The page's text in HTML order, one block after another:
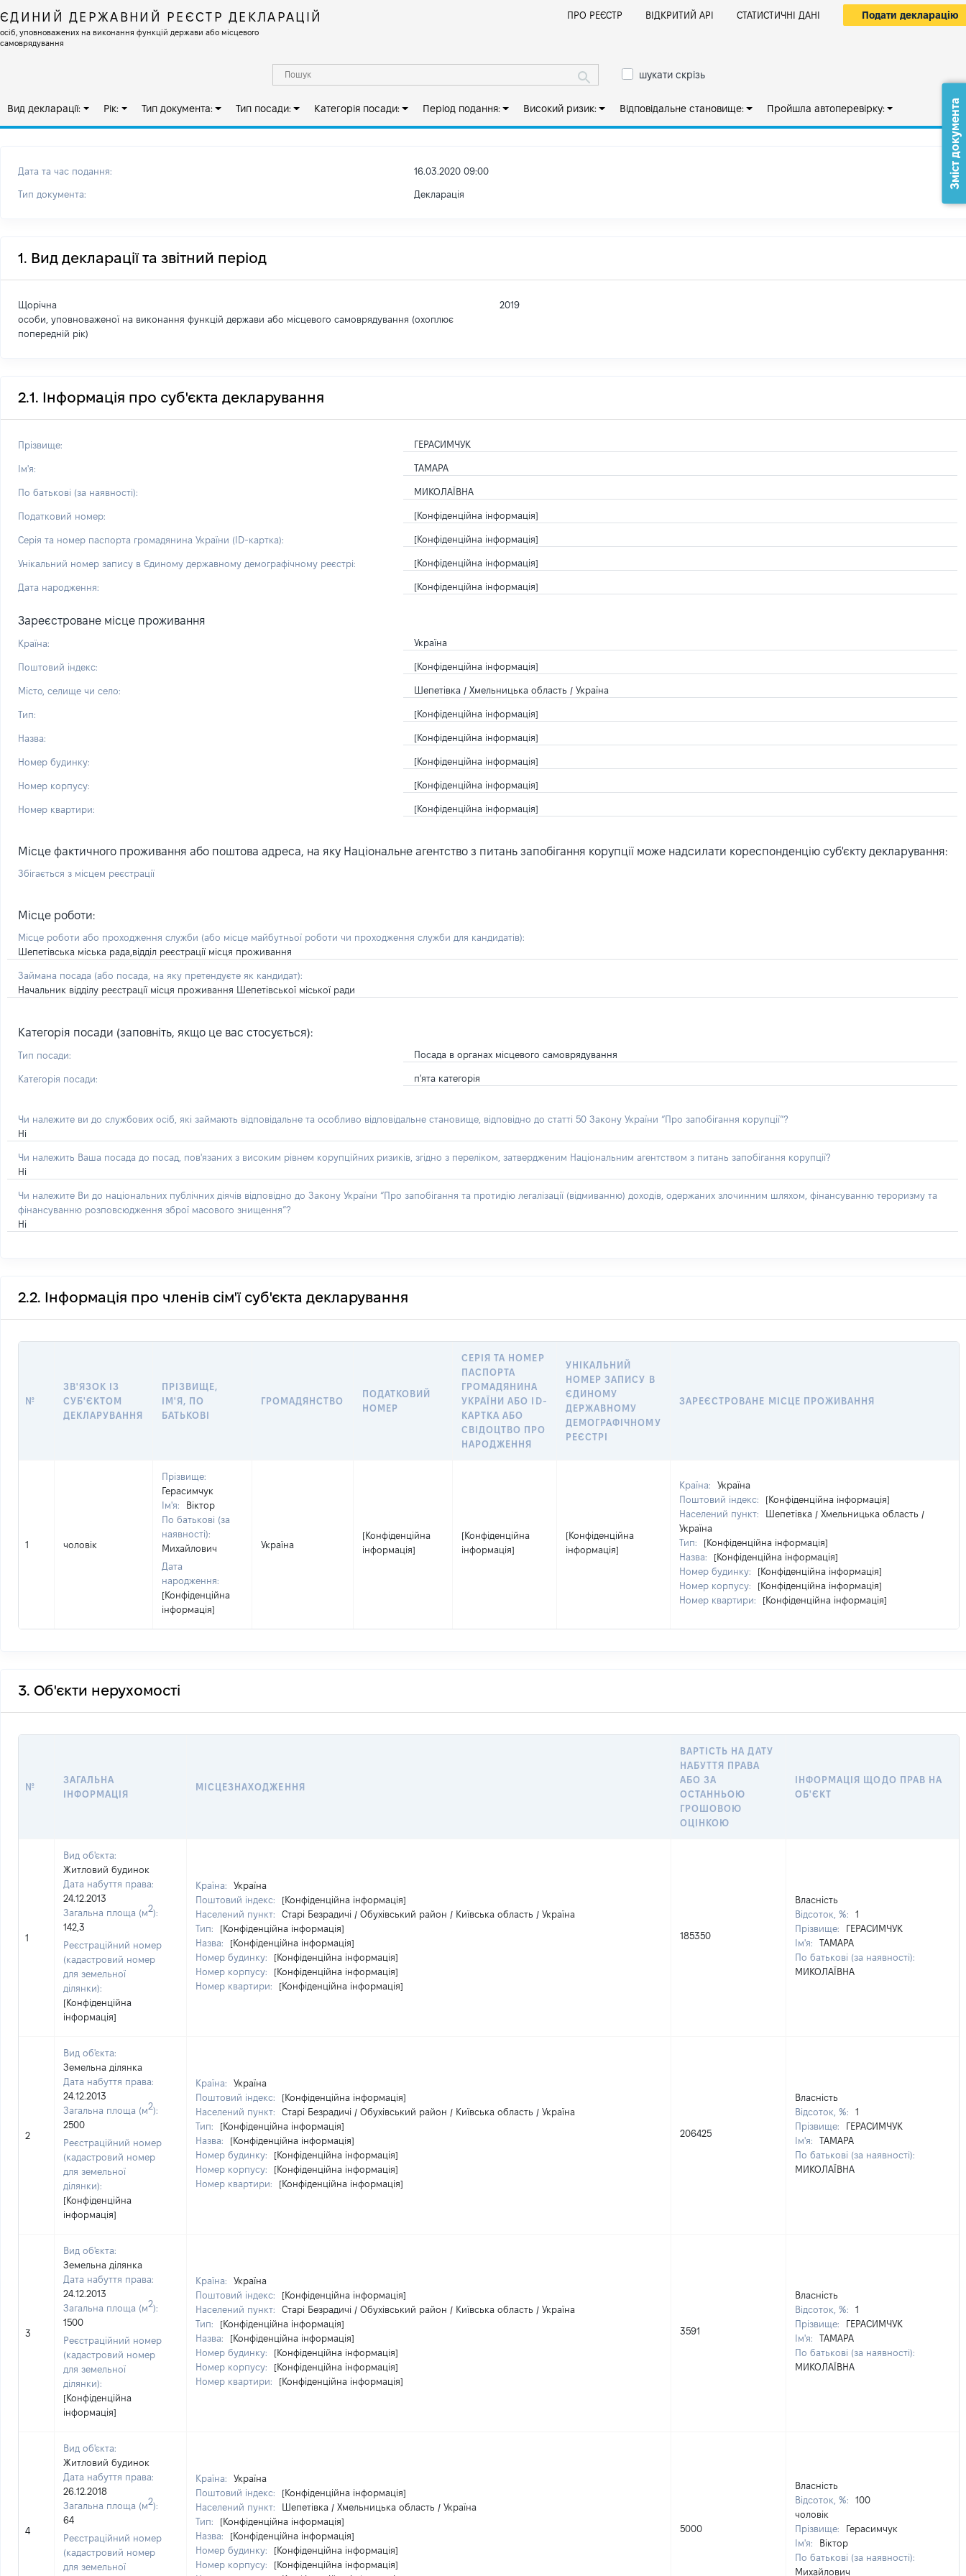
ЄДИНИЙ ДЕРЖАВНИЙ РЕЄСТР ДЕКЛАРАЦІЙ
осіб, уповноважених на виконання функцій держави або місцевого
самоврядування
ПРО РЕЄСТР ВІДКРИТИЙ АРІ СТАТИСТИЧНІ ДАНІ Подати декларацію
шукати скрізь
Вид декларації: Рік: Тип документа: Тип посади: Категорія посади: Період подання: Високий ризик: Відповідальне становище: Пройшла автоперевірку:
Дата та час подання: 16.03.2020 09:00
Тип документа: Декларація
1. Вид декларації та звітний період
Щорічна
особи, уповноваженої на виконання функцій держави або місцевого самоврядування (охоплює
попередній рік)
2019
2.1. Інформація про суб'єкта декларування
Прізвище: ГЕРАСИМЧУК
Ім'я: ТАМАРА
По батькові (за наявності): МИКОЛАЇВНА
Податковий номер: [Конфіденційна інформація]
Серія та номер паспорта громадянина України (ID-картка): [Конфіденційна інформація]
Унікальний номер запису в Єдиному державному демографічному реєстрі: [Конфіденційна інформація]
Дата народження: [Конфіденційна інформація]
Зареєстроване місце проживання
Країна: Україна
Поштовий індекс: [Конфіденційна інформація]
Місто, селище чи село: Шепетівка / Хмельницька область / Україна
Тип: [Конфіденційна інформація]
Назва: [Конфіденційна інформація]
Номер будинку: [Конфіденційна інформація]
Номер корпусу: [Конфіденційна інформація]
Номер квартири: [Конфіденційна інформація]
Місце фактичного проживання або поштова адреса, на яку Національне агентство з питань запобігання корупції може надсилати кореспонденцію суб'єкту декларування:
Збігається з місцем реєстрації
Місце роботи:
Місце роботи або проходження служби (або місце майбутньої роботи чи проходження служби для кандидатів):
Шепетівська міська рада,відділ реєстрації місця проживання
Займана посада (або посада, на яку претендуєте як кандидат):
Начальник відділу реєстрації місця проживання Шепетівської міської ради
Категорія посади (заповніть, якщо це вас стосується):
Тип посади: Посада в органах місцевого самоврядування
Категорія посади: п'ята категорія
Чи належите ви до службових осіб, які займають відповідальне та особливо відповідальне становище, відповідно до статті 50 Закону України “Про запобігання корупції”?
Ні
Чи належить Ваша посада до посад, пов'язаних з високим рівнем корупційних ризиків, згідно з переліком, затвердженим Національним агентством з питань запобігання корупції?
Ні
Чи належите Ви до національних публічних діячів відповідно до Закону України “Про запобігання та протидію легалізації (відмиванню) доходів, одержаних злочинним шляхом, фінансуванню тероризму та
фінансуванню розповсюдження зброї масового знищення”?
Ні
2.2. Інформація про членів сім'ї суб'єкта декларування
№
ЗВ'ЯЗОК ІЗ
СУБ'ЄКТОМ
ДЕКЛАРУВАННЯ
ПРІЗВИЩЕ,
ІМ'Я, ПО
БАТЬКОВІ
ГРОМАДЯНСТВО
ПОДАТКОВИЙ
НОМЕР
СЕРІЯ ТА НОМЕР
ПАСПОРТА
ГРОМАДЯНИНА
УКРАЇНИ АБО ID-
КАРТКА АБО
СВІДОЦТВО ПРО
НАРОДЖЕННЯ
УНІКАЛЬНИЙ
НОМЕР ЗАПИСУ В
ЄДИНОМУ
ДЕРЖАВНОМУ
ДЕМОГРАФІЧНОМУ
РЕЄСТРІ
ЗАРЕЄСТРОВАНЕ МІСЦЕ ПРОЖИВАННЯ
1 чоловік
Прізвище:
Герасимчук
Ім'я:
Віктор
По батькові (за
наявності):
Михайлович
Дата
народження:
[Конфіденційна
інформація]
Україна
[Конфіденційна
інформація]
[Конфіденційна
інформація]
[Конфіденційна
інформація]
Країна:
Україна
Поштовий індекс:
[Конфіденційна інформація]
Населений пункт:
Шепетівка / Хмельницька область /
Україна
Тип:
[Конфіденційна інформація]
Назва:
[Конфіденційна інформація]
Номер будинку:
[Конфіденційна інформація]
Номер корпусу:
[Конфіденційна інформація]
Номер квартири:
[Конфіденційна інформація]
3. Об'єкти нерухомості
№
ЗАГАЛЬНА
ІНФОРМАЦІЯ
МІСЦЕЗНАХОДЖЕННЯ
ВАРТІСТЬ НА ДАТУ
НАБУТТЯ ПРАВА
АБО ЗА
ОСТАННЬОЮ
ГРОШОВОЮ
ОЦІНКОЮ
ІНФОРМАЦІЯ ЩОДО ПРАВ НА
ОБ'ЄКТ
1
Вид об'єкта:
Житловий будинок
Дата набуття права:
24.12.2013
Загальна площа (м2):
142,3
Реєстраційний номер
(кадастровий номер
для земельної
ділянки):
[Конфіденційна
інформація]
Країна:
Україна
Поштовий індекс:
[Конфіденційна інформація]
Населений пункт:
Старі Безрадичі / Обухівський район / Київська область / Україна
Тип:
[Конфіденційна інформація]
Назва:
[Конфіденційна інформація]
Номер будинку:
[Конфіденційна інформація]
Номер корпусу:
[Конфіденційна інформація]
Номер квартири:
[Конфіденційна інформація]
185350
Власність
Відсоток, %:
1
Прізвище:
ГЕРАСИМЧУК
Ім'я:
ТАМАРА
По батькові (за наявності):
МИКОЛАЇВНА
2
Вид об'єкта:
Земельна ділянка
Дата набуття права:
24.12.2013
Загальна площа (м2):
2500
Реєстраційний номер
(кадастровий номер
для земельної
ділянки):
[Конфіденційна
інформація]
Країна:
Україна
Поштовий індекс:
[Конфіденційна інформація]
Населений пункт:
Старі Безрадичі / Обухівський район / Київська область / Україна
Тип:
[Конфіденційна інформація]
Назва:
[Конфіденційна інформація]
Номер будинку:
[Конфіденційна інформація]
Номер корпусу:
[Конфіденційна інформація]
Номер квартири:
[Конфіденційна інформація]
206425
Власність
Відсоток, %:
1
Прізвище:
ГЕРАСИМЧУК
Ім'я:
ТАМАРА
По батькові (за наявності):
МИКОЛАЇВНА
3
Вид об'єкта:
Земельна ділянка
Дата набуття права:
24.12.2013
Загальна площа (м2):
1500
Реєстраційний номер
(кадастровий номер
для земельної
ділянки):
[Конфіденційна
інформація]
Країна:
Україна
Поштовий індекс:
[Конфіденційна інформація]
Населений пункт:
Старі Безрадичі / Обухівський район / Київська область / Україна
Тип:
[Конфіденційна інформація]
Назва:
[Конфіденційна інформація]
Номер будинку:
[Конфіденційна інформація]
Номер корпусу:
[Конфіденційна інформація]
Номер квартири:
[Конфіденційна інформація]
3591
Власність
Відсоток, %:
1
Прізвище:
ГЕРАСИМЧУК
Ім'я:
ТАМАРА
По батькові (за наявності):
МИКОЛАЇВНА
4
Вид об'єкта:
Житловий будинок
Дата набуття права:
26.12.2018
Загальна площа (м2):
64
Реєстраційний номер
(кадастровий номер
для земельної
Країна:
Україна
Поштовий індекс:
[Конфіденційна інформація]
Населений пункт:
Шепетівка / Хмельницька область / Україна
Тип:
[Конфіденційна інформація]
Назва:
[Конфіденційна інформація]
Номер будинку:
[Конфіденційна інформація]
Номер корпусу:
[Конфіденційна інформація]
5000
Власність
Відсоток, %:
100
чоловік
Прізвище:
Герасимчук
Ім'я:
Віктор
По батькові (за наявності):
Михайлович
Зміст документа